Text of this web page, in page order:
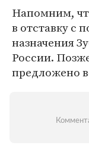
Напомним,
в отставку с
назначения
России.
предложено